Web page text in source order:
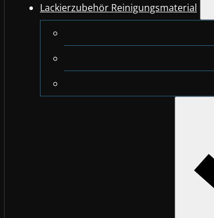
Lackierzubehör Reinigungsmaterial